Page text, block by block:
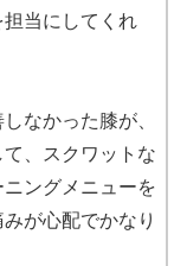
当にしてくれ
なかった膝が、
、スクワットな
ングメニューを
が心配でかなり